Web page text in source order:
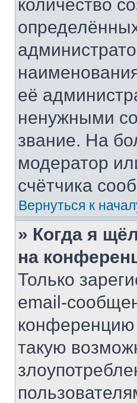
количество
её
ненужными
звание. На
модератор
счётчика
Вернуться к
» Когда я
на
Только
email-
конференцию
такую